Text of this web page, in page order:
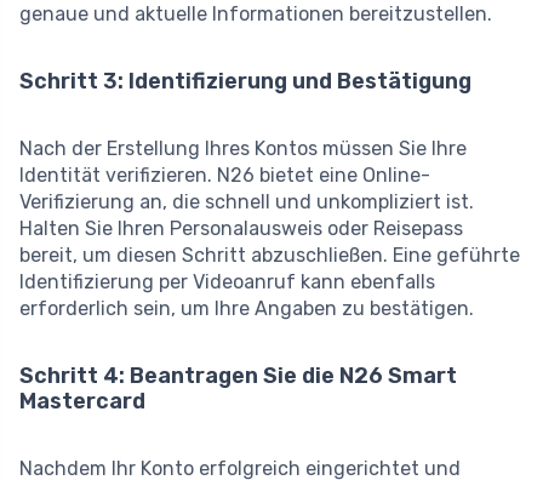
genaue und aktuelle Informationen bereitzustellen.
Schritt 3: Identifizierung und Bestätigung
Nach der Erstellung Ihres Kontos müssen Sie Ihre
Identität verifizieren. N26 bietet eine Online-
Verifizierung an, die schnell und unkompliziert ist.
Halten Sie Ihren Personalausweis oder Reisepass
bereit, um diesen Schritt abzuschließen. Eine geführte
Identifizierung per Videoanruf kann ebenfalls
erforderlich sein, um Ihre Angaben zu bestätigen.
Schritt 4: Beantragen Sie die N26 Smart
Mastercard
Nachdem Ihr Konto erfolgreich eingerichtet und